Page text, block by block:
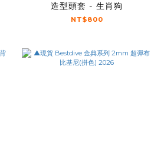
造型頭套 - 生肖狗
NT$800